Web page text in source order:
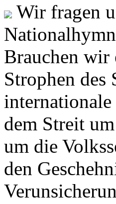
Wir fragen
Brauchen wir
Strophen
dem Streit
um die
den